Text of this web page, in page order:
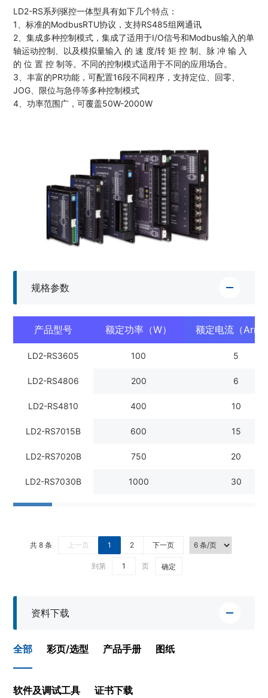
LD2-RS系列驱控一体型具有如下几个特点：
1、标准的ModbusRTU协议，支持RS485组网通讯
2、集成多种控制模式，集成了适⽤于I/O信号和Modbus输⼊的单
轴运动控制、以及模拟量输⼊ 的 速 度/转 矩 控 制、脉 冲 输 ⼊
的 位 置 控 制等。不同的控制模式适⽤于不同的应⽤场合。
3、丰富的PR功能，可配置16段不同程序，⽀持定位、回零、
JOG、限位与急停等多种控制模式
4、功率范围广，可覆盖50W-2000W
规格参数
产品型号 额定功率（W） 额定电流（
LD2-RS3605 100 5
LD2-RS4806 200 6
LD2-RS4810 400 10
LD2-RS7015B 600 15
LD2-RS7020B 750 20
LD2-RS7030B 1000 30
共 8 条 上一页 1 2 下一页
到第 页 确定
资料下载
全部 彩页/选型 产品手册 图纸
软件及调试工具 证书下载